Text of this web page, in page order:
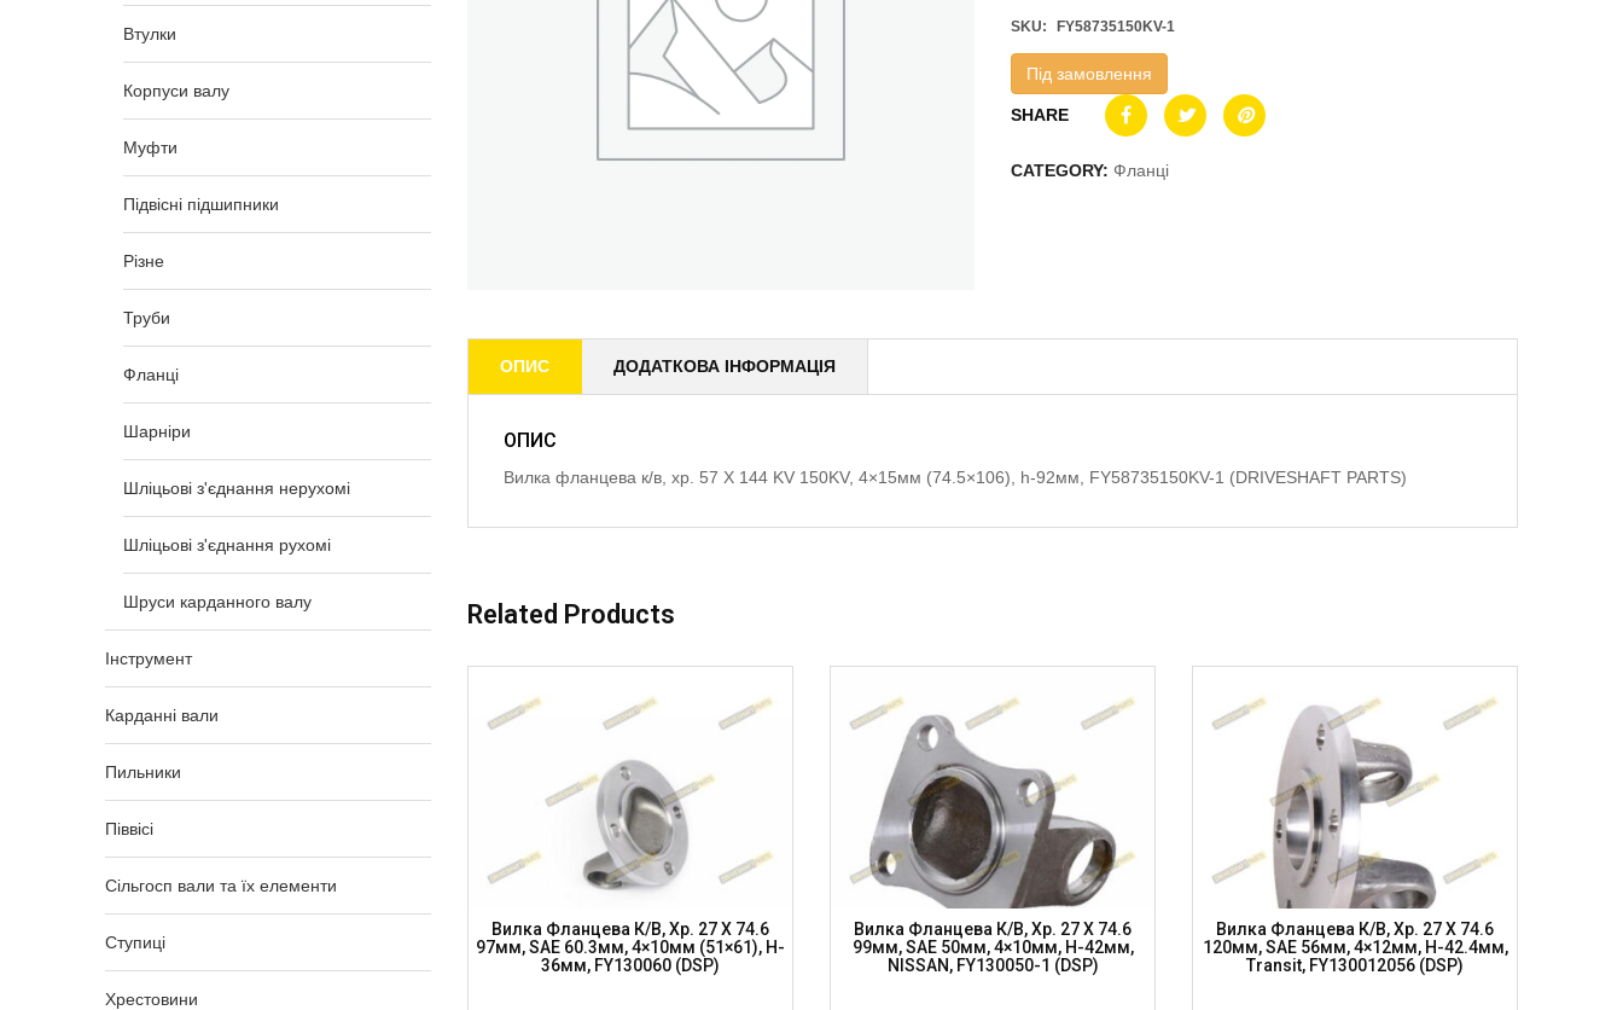
Втулки
Корпуси валу
Муфти
Підвісні підшипники
Різне
Труби
Фланці
Шарніри
Шліцьові з'єднання нерухомі
Шліцьові з'єднання рухомі
Шруси карданного валу
Інструмент
Карданні вали
Пильники
Піввісі
Сільгосп вали та їх елементи
Ступиці
Хрестовини
SKU: FY58735150KV-1
Під замовлення
SHARE
CATEGORY: Фланці
ОПИС ДОДАТКОВА ІНФОРМАЦІЯ
ОПИС
Вилка фланцева к/в, хр. 57 X 144 KV 150KV, 4×15мм (74.5×106), h-92мм, FY58735150KV-1 (DRIVESHAFT PARTS)
Related Products
100мм, SAE 45мм, H-47мм, SUBARU
Вилка Фланцева К/в, Хр. 27 X 74.6
97мм, SAE 60.3мм, 4×10мм (51×61), H-
36мм, FY130060 (DSP)
Вилка Фланцева К/в, Хр. 27 X 74.6
99мм, SAE 50мм, 4×10мм, H-42мм,
NISSAN, FY130050-1 (DSP)
Вилка Фланцева К/в, Хр. 27 X 74.6
120мм, SAE 56мм, 4×12мм, H-42.4мм,
Transit, FY130012056 (DSP)